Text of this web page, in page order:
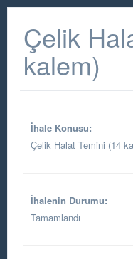
Çelik
kalem)
İhale Konusu:
Çelik Halat Temini (14
İhalenin Durumu:
Tamamlandı